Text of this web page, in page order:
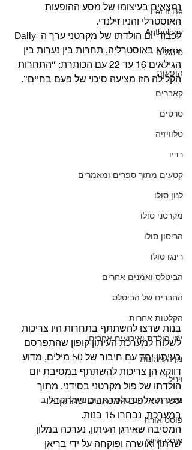
Let It Be
Anthology
סינגלים
הופעות
קאברים
סרטים
טלוויזיה
רדיו
קטעים מתוך ספרים ומאמרים
לנון סולו
מקרטני סולו
הריסון סולו
רינגו סולו
הביטלס ואמנים אחרים
החברים של הביטלס
הקלטות אחרות
ימי הולדת ואירועים אחרים
מן העיתונות
ויניל
מצעד שירי הביטלס האהובים על קוראי ב
פוסט אורח
פוסט אישי
נמצאים בעיצומו של מסע ההופעות
האוסטרלי והניו זילנדי.
לכבוד יום הולדתו של מקרטני ערך ה Daily
Mirror באוסטרליה, תחרות בין נערות בין
הגילאים 16 עד 22 עם הכותרת: “התחרות
הקלילה הזו מציעה סיכוי של פעם בחיים”.
בנות שרצו להשתתף בתחרות היו צריכות
לשלוח למערכת העיתון קופון שהתפרסם
בעיתון יחד עם חיבור של 50 מילים, מדוע
דווקא הן צריכות להשתתף במסיבת יום
הולדתו של פול מקרטני בסידני. מתוך
עשרת אלפים המכתבים שהתקבלו
במערכת, נבחרו 15 בנות.
המסיבה שאירגן העיתון, נערכה במלון
שרתון ואושרה ופוקחה על ידי בריאן